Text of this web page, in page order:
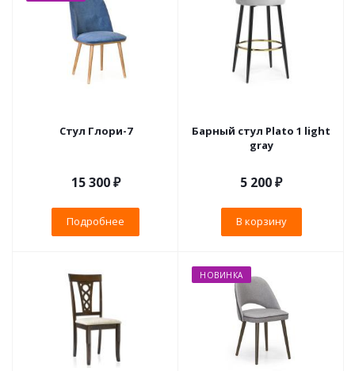
Стул Глори-7
15 300 ₽
Подробнее
Барный стул Plato 1 light
gray
5 200₽
В корзину
НОВИНКА